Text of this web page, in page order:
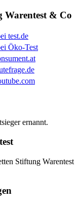
Warentest & Co
test.de
Öko-Test
ernannt.
Stiftung Warentest